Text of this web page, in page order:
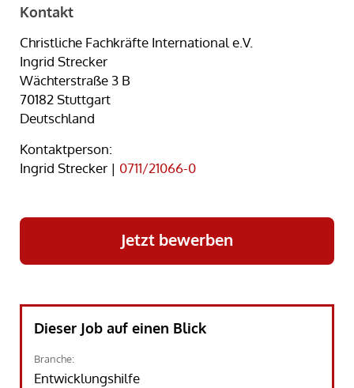
Kontakt
Christliche Fachkräfte International e.V.
Ingrid Strecker
Wächterstraße 3 B
70182 Stuttgart
Deutschland
Kontaktperson:
Ingrid Strecker | 0711/21066-0
Jetzt bewerben
Dieser Job auf einen Blick
Branche:
Entwicklungshilfe